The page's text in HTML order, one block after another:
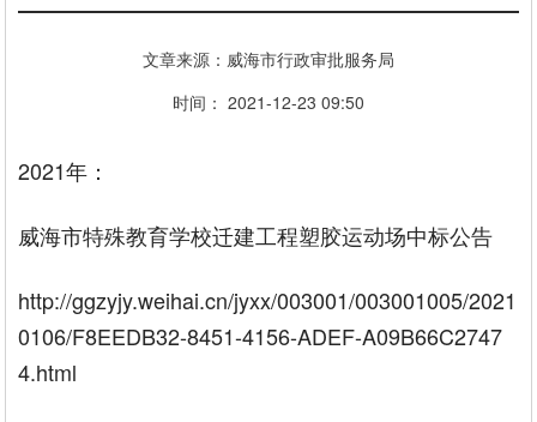
文章来源：威海市行政审批服务局
时间： 2021-12-23 09:50
2021年：
威海市特殊教育学校迁建工程塑胶运动场中标公告
http://ggzyjy.weihai.cn/jyxx/003001/003001005/2021
0106/F8EEDB32-8451-4156-ADEF-A09B66C2747
4.html